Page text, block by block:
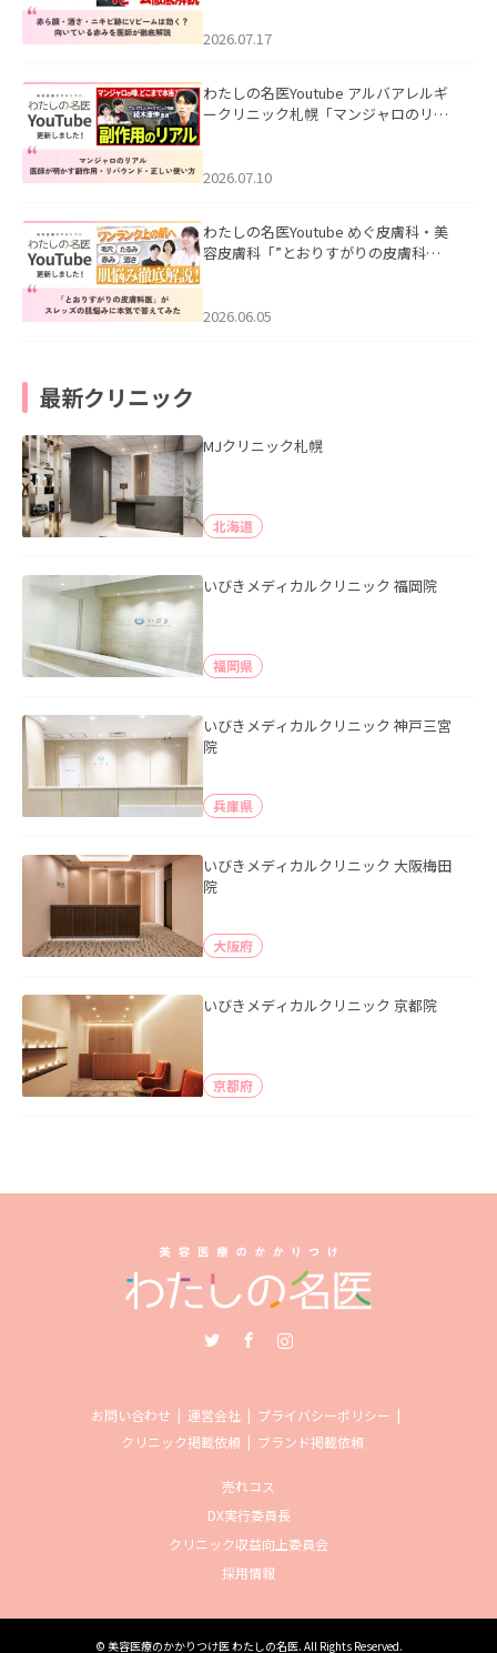
した。
2026.07.17
わたしの名医Youtube アルバアレルギ
ークリニック札幌「マンジャロのリア
た。
2026.07.10
わたしの名医Youtube めぐ皮膚科・美
容皮膚科「”とおりすがりの皮膚科
2026.06.05
最新クリニック
MJクリニック札幌
北海道
いびきメディカルクリニック 福岡院
福岡県
いびきメディカルクリニック 神戸三宮
院
兵庫県
いびきメディカルクリニック 大阪梅田
院
大阪府
いびきメディカルクリニック 京都院
京都府
お問い合わせ 運営会社
プライバシーポリシー
クリニック掲載依頼
ブランド掲載依頼
売れコス
DX実行委員長
クリニック収益向上委員会
採用情報
© 美容医療のかかりつけ医 わたしの名医. All Rights Reserved.